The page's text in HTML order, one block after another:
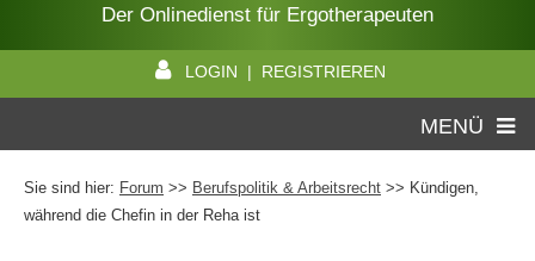
Der Onlinedienst für Ergotherapeuten
LOGIN | REGISTRIEREN
MENÜ
Sie sind hier: Forum >> Berufspolitik & Arbeitsrecht >> Kündigen,
während die Chefin in der Reha ist